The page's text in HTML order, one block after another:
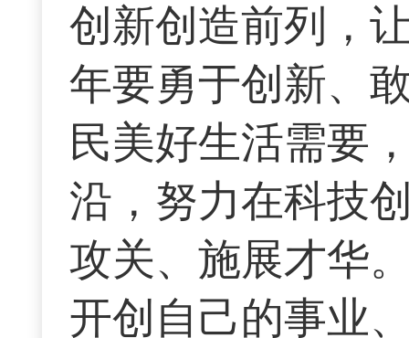
创新创造前列，
年要勇于创新、
民美好生活需要
沿，努力在科技
攻关、施展才华
开创自己的事业